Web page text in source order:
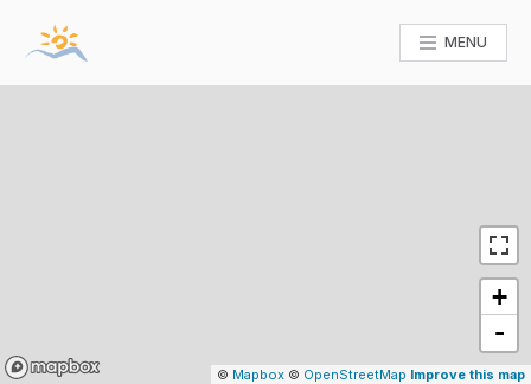
MENU
Mapbox
+
-
© Mapbox © OpenStreetMap Improve this map